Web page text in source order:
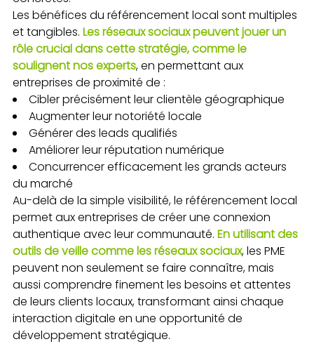
Les bénéfices du référencement local sont multiples
et tangibles. Les réseaux sociaux peuvent jouer un
rôle crucial dans cette stratégie, comme le
soulignent nos experts, en permettant aux
entreprises de proximité de :
Cibler précisément leur clientèle géographique
Augmenter leur notoriété locale
Générer des leads qualifiés
Améliorer leur réputation numérique
Concurrencer efficacement les grands acteurs
du marché
Au-delà de la simple visibilité, le référencement local
permet aux entreprises de créer une connexion
authentique avec leur communauté. En utilisant des
outils de veille comme les réseaux sociaux, les PME
peuvent non seulement se faire connaître, mais
aussi comprendre finement les besoins et attentes
de leurs clients locaux, transformant ainsi chaque
interaction digitale en une opportunité de
développement stratégique.